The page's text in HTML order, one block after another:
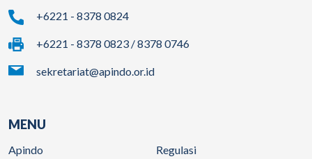
+6221 - 8378 0824
+6221 - 8378 0823 / 8378 0746
sekretariat@apindo.or.id
MENU
Apindo Regulasi